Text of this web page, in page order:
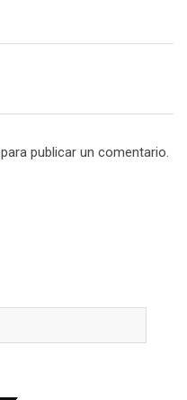
para publicar un comentario.